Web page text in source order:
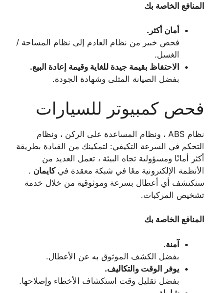
المنافع الخاصة بك
أمان أكثر.
فحص خبير من نظام العادم إلى نظام المساحة /
الغسل.
الاحتفاظ بقيمة جيدة للغاية وقيمة إعادة البيع.
بفضل الصيانة المثلى وشهادة الجودة.
فحص كمبيوتر للسيارات
نظام ABS ، ونظام المساعدة على الركن ، ونظام
التحكم في السرعة التكيفي: لتمكينك من القيادة بطريقة
أكثر أمانًا ومسؤولية تجاه البيئة ، تعمل العديد من
الأنظمة الإلكترونية معًا في شبكة معقدة فيكايمان .
سنكتشف أي أعطال بسرعة وموثوقية من خلال خدمة
تشخيص المركبات.
المنافع الخاصة بك
آمنة.
بفضل الكشف الموثوق به عن الأعطال.
يوفر الوقت والتكاليف.
بفضل تقليل وقت استكشاف الأخطاء وإصلاحها.